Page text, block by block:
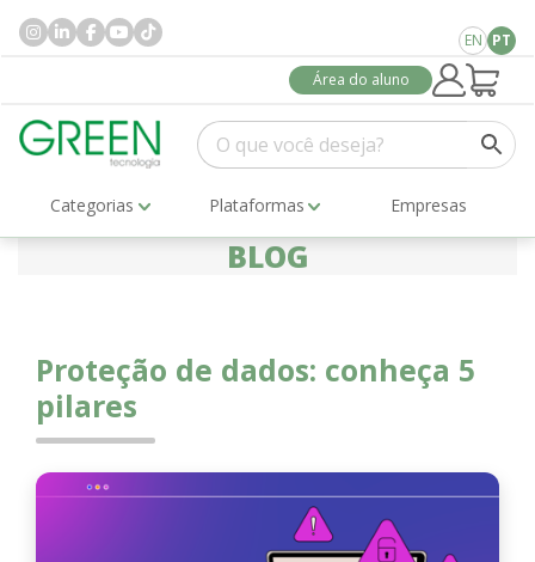
EN PT
Área do aluno
Categorias Plataformas Empresas
BLOG
Proteção de dados: conheça 5
pilares